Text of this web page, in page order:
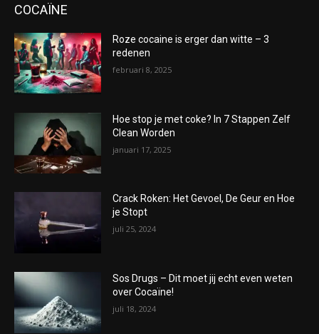
COCAÏNE
Roze cocaine is erger dan witte – 3
redenen
februari 8, 2025
Hoe stop je met coke? In 7 Stappen Zelf
Clean Worden
januari 17, 2025
Crack Roken: Het Gevoel, De Geur en Hoe
je Stopt
juli 25, 2024
Sos Drugs – Dit moet jij echt even weten
over Cocaïne!
juli 18, 2024